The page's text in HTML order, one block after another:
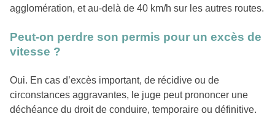
agglomération, et au-delà de 40 km/h sur les autres routes.
Peut-on perdre son permis pour un excès de
vitesse ?
Oui. En cas d’excès important, de récidive ou de
circonstances aggravantes, le juge peut prononcer une
déchéance du droit de conduire, temporaire ou définitive.